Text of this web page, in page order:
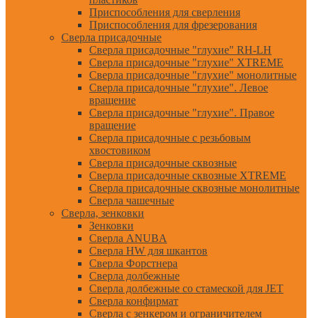
Приспособления для сверления
Приспособления для фрезерования
Сверла присадочные
Сверла присадочные "глухие" RH-LH
Сверла присадочные "глухие" XTREME
Сверла присадочные "глухие" монолитные
Сверла присадочные "глухие". Левое
вращение
Сверла присадочные "глухие". Правое
вращение
Сверла присадочные с резьбовым
хвостовиком
Сверла присадочные сквозные
Сверла присадочные сквозные XTREME
Сверла присадочные сквозные монолитные
Сверла чашечные
Сверла, зенковки
Зенковки
Сверла ANUBA
Сверла HW для шкантов
Сверла Форстнера
Сверла долбежные
Сверла долбежные со стамеской для JET
Сверла конфирмат
Сверла с зенкером и ограничителем